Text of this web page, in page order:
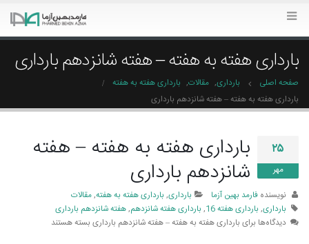
بارداری هفته به هفته – هفته شانزدهم بارداری
صفحه اصلی بارداری, مقالات, بارداری هفته به هفته
بارداری هفته به هفته – هفته شانزدهم بارداری
۲۵
مهر
بارداری هفته به هفته – هفته
شانزدهم بارداری
نویسنده فارمد بهین آزما بارداری, بارداری هفته به هفته,مقالات
بارداری, بارداری هفته 16 , بارداری هفته شانزدهم,هفته شانزدهم بارداری
دیدگاه‌ها برای بارداری هفته به هفته – هفته شانزدهم بارداریبسته هستند